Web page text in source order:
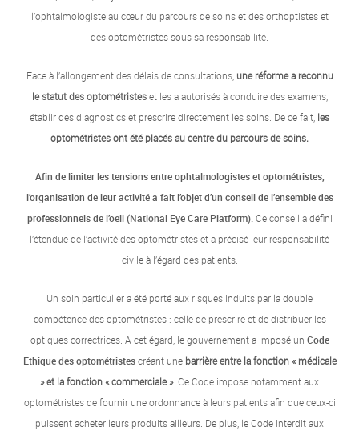
l’ophtalmologiste au cœur du parcours de soins et des orthoptistes et
des optométristes sous sa responsabilité.
Face à l’allongement des délais de consultations, une réforme a reconnu
le statut des optométristeset les a autorisés à conduire des examens,
établir des diagnostics et prescrire directement les soins. De ce fait, les
optométristes ont été placés au centre du parcours de soins.
Afin de limiter les tensions entre ophtalmologistes et optométristes,
l’organisation de leur activité a fait l’objet d’un conseil de l’ensemble des
professionnels de l’oeil (National Eye Care Platform).Ce conseil a défini
l’étendue de l’activité des optométristes et a précisé leur responsabilité
civile à l’égard des patients.
Un soin particulier a été porté aux risques induits par la double
compétence des optométristes : celle de prescrire et de distribuer les
optiques correctrices. A cet égard, le gouvernement a imposé un Code
Ethique des optométristescréant une barrière entre la fonction « médicale
» et la fonction « commerciale ». Ce Code impose notamment aux
optométristes de fournir une ordonnance à leurs patients afin que ceux-ci
puissent acheter leurs produits ailleurs. De plus, le Code interdit aux